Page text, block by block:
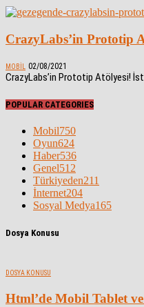
CrazyLabs’in Prototip
MOBIL 02/08/2021
CrazyLabs’in Prototip Atölyesi!
POPULAR CATEGORIES
Mobil750
Oyun624
Haber536
Genel512
Türkiyeden211
İnternet204
Sosyal Medya165
Dosya Konusu
DOSYA KONUSU
Html’de Mobil Tablet ve